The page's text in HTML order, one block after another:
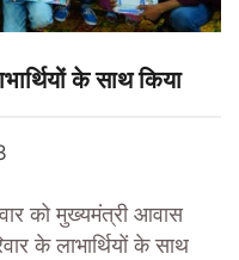
के साथ किया
को मुख्यमंत्री आवास
के लाभार्थियों के साथ